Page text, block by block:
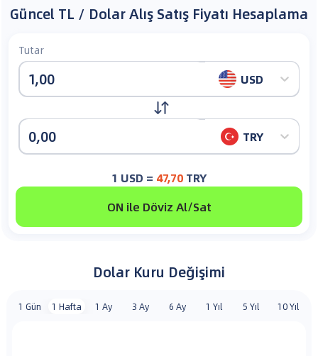
Güncel TL / Dolar Alış Satış Fiyatı Hesaplama
Tutar
USD
TRY
1 USD = 47,70 TRY
ON ile Döviz Al/Sat
Dolar Kuru Değişimi
1 Gün 1 Hafta 1 Ay 3 Ay 6 Ay 1 Yıl 5 Yıl 10 Yıl